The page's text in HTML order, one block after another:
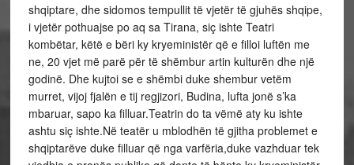
shqiptare, dhe sidomos tempullit të vjetër të gjuhës shqipe,
i vjetër pothuajse po aq sa Tirana, siç ishte Teatri
kombëtar, këtë e bëri ky kryeministër që e filloi luftën me
ne, 20 vjet më parë për të shëmbur artin kulturën dhe një
godinë. Dhe kujtoi se e shëmbi duke shembur vetëm
murret, vijoj fjalën e tij regjizori, Budina, lufta jonë s’ka
mbaruar, sapo ka filluar.Teatrin do ta vëmë aty ku ishte
ashtu siç ishte.Në teatër u mblodhën të gjitha problemet e
shqiptarëve duke filluar që nga varfëria,duke vazhduar tek